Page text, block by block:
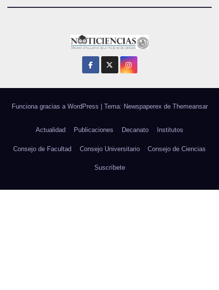
Funciona gracias a WordPress | Tema: Newspaperex de Themeansar
Actualidad Publicaciones Decanato Institutos
Consejo de Facultad Consejo Universitario Consejo de Ciencias
Suscríbete